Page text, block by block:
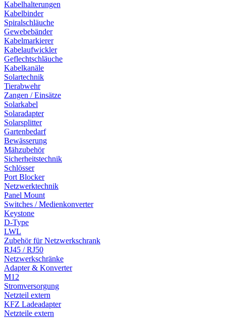
Kabelhalterungen
Kabelbinder
Spiralschläuche
Gewebebänder
Kabelmarkierer
Kabelaufwickler
Geflechtschläuche
Kabelkanäle
Solartechnik
Tierabwehr
Zangen / Einsätze
Solarkabel
Solaradapter
Solarsplitter
Gartenbedarf
Bewässerung
Mähzubehör
Sicherheitstechnik
Schlösser
Port Blocker
Netzwerktechnik
Panel Mount
Switches / Medienkonverter
Keystone
D-Type
LWL
Zubehör für Netzwerkschrank
RJ45 / RJ50
Netzwerkschränke
Adapter & Konverter
M12
Stromversorgung
Netzteil extern
KFZ Ladeadapter
Netzteile extern